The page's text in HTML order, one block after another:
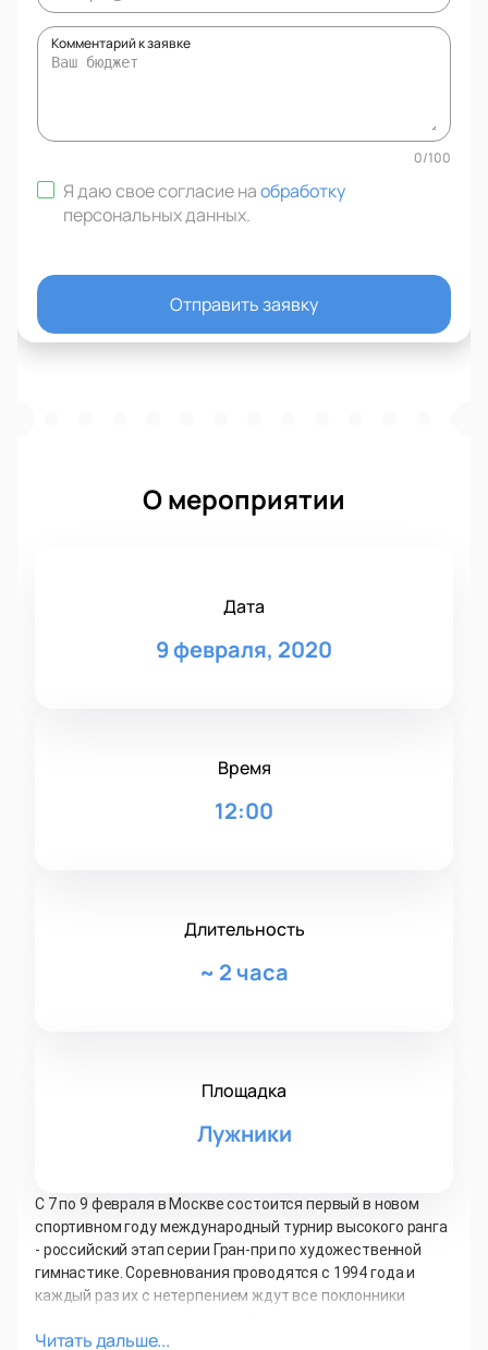
Комментарий к заявке
0/100
Я даю свое согласие наобработку
персональных данных.
Отправить заявку
О мероприятии
Дата
9 февраля, 2020
Время
12:00
Длительность
~ 2 часа
Площадка
Лужники
С 7 по 9 февраля в Москве состоится первый в новом
спортивном году международный турнир высокого ранга
- российский этап серии Гран-при по художественной
гимнастике. Соревнования проводятся с 1994 года и
каждый раз их с нетерпением ждут все поклонники
ПРОГРАММА СОРЕВНОВАНИЙ
Читать дальше...